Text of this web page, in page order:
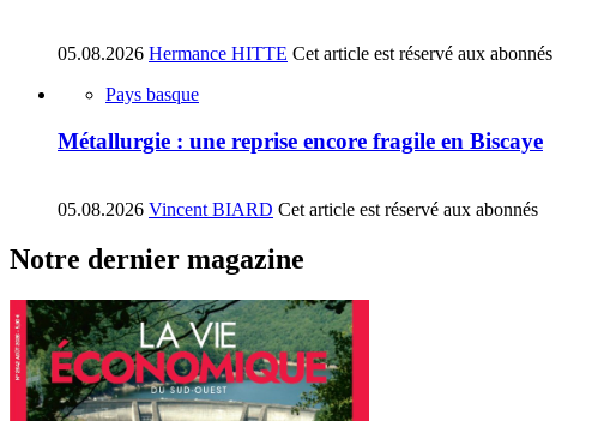
05.08.2026 Hermance HITTE Cet article est réservé aux abonnés
Pays basque
Métallurgie : une reprise encore fragile en Biscaye
05.08.2026 Vincent BIARD Cet article est réservé aux abonnés
Notre dernier magazine